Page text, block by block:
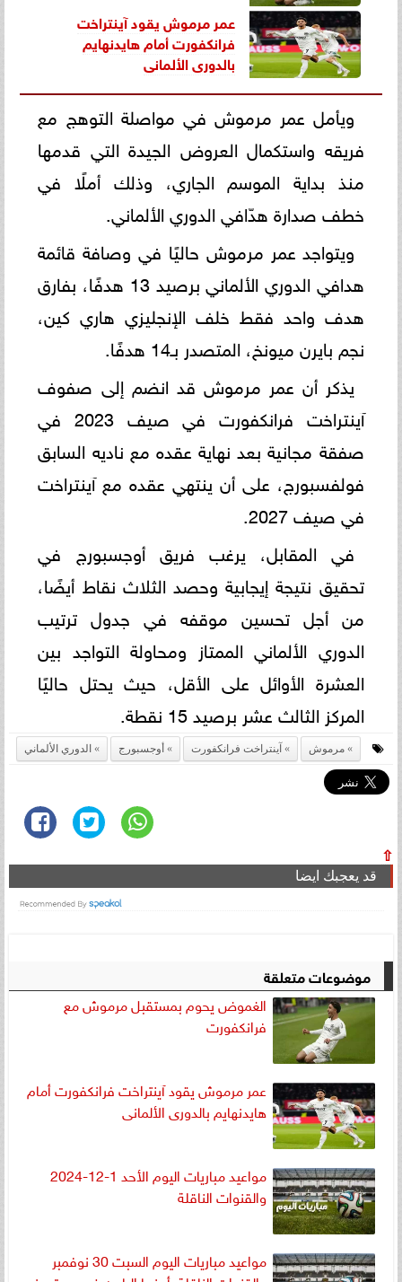
عمر مرموش يقود آينتراخت
فرانكفورت أمام هايدنهايم
بالدورى الألمانى
ويأمل عمر مرموش في مواصلة التوهج مع
فريقه واستكمال العروض الجيدة التي قدمها
منذ بداية الموسم الجاري، وذلك أملًا في
خطف صدارة هدّافي الدوري الألماني.
ويتواجد عمر مرموش حاليًا في وصافة قائمة
هدافي الدوري الألماني برصيد 13 هدفًا، بفارق
هدف واحد فقط خلف الإنجليزي هاري كين،
نجم بايرن ميونخ، المتصدر بـ14 هدفًا.
يذكر أن عمر مرموش قد انضم إلى صفوف
آينتراخت فرانكفورت في صيف 2023 في
صفقة مجانية بعد نهاية عقده مع ناديه السابق
فولفسبورج، على أن ينتهي عقده مع آينتراخت
في صيف 2027.
في المقابل، يرغب فريق أوجسبورج في
تحقيق نتيجة إيجابية وحصد الثلاث نقاط أيضًا،
من أجل تحسين موقفه في جدول ترتيب
الدوري الألماني الممتاز ومحاولة التواجد بين
العشرة الأوائل على الأقل، حيث يحتل حاليًا
المركز الثالث عشر برصيد 15 نقطة.
مرموش آينتراخت فرانكفورت أوجسبورج الدوري الألماني
⇧
قد يعجبك ايضا
موضوعات متعلقة
الغموض يحوم بمستقبل مرموش مع
فرانكفورت
عمر مرموش يقود آينتراخت فرانكفورت أمام
هايدنهايم بالدورى الألمانى
مواعيد مباريات اليوم الأحد 1-12-2024
والقنوات الناقلة
مواعيد مباريات اليوم السبت 30 نوفمبر